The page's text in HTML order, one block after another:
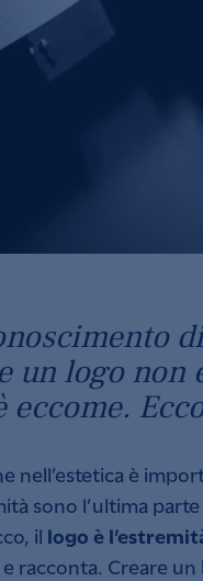
un logo
nell’estetica è
sono l’ultima
il logo è
racconta. Creare